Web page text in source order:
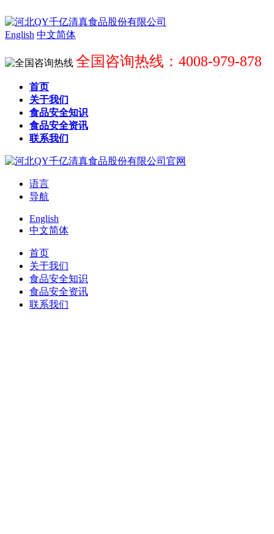
English 中文简体
全国咨询热线：4008-979-878
首页
关于我们
食品安全知识
食品安全资讯
联系我们
语言
导航
English
中文简体
首页
关于我们
食品安全知识
食品安全资讯
联系我们